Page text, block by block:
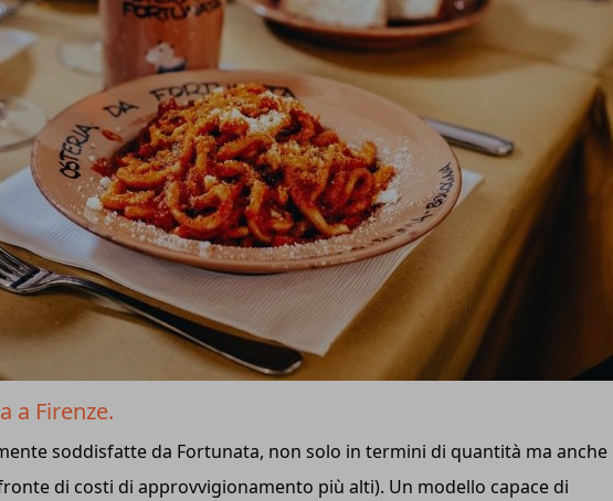
a Firenze.
soddisfatte da Fortunata, non solo in termini di quantità ma anche
di costi di approvvigionamento più alti). Un modello capace di